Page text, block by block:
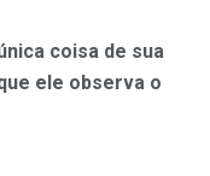
coisa de sua
ele observa o